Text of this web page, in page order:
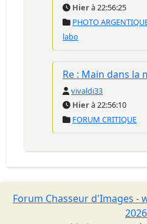
Hierà 22:56:25
PHOTO
labo
Re : Main dans la
vivaldi33
Hierà 22:56:10
FORUM CRITIQUE
Forum Chasseur d'Images -
2026